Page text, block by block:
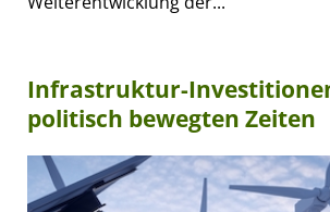
Infrastruktur-
politisch bewegten Zeiten